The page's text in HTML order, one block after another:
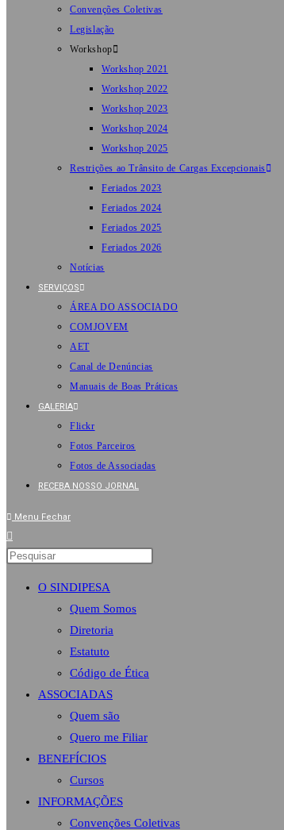
Convenções Coletivas
Legislação
Workshop
Workshop 2021
Workshop 2022
Workshop 2023
Workshop 2024
Workshop 2025
Restrições ao Trânsito de Cargas Excepcionais
Feriados 2023
Feriados 2024
Feriados 2025
Feriados 2026
Notícias
SERVIÇOS
ÁREA DO ASSOCIADO
COMJOVEM
AET
Canal de Denúncias
Manuais de Boas Práticas
GALERIA
Flickr
Fotos Parceiros
Fotos de Associadas
RECEBA NOSSO JORNAL
Menu Fechar
O SINDIPESA
Quem Somos
Diretoria
Estatuto
Código de Ética
ASSOCIADAS
Quem são
Quero me Filiar
BENEFÍCIOS
Cursos
INFORMAÇÕES
Convenções Coletivas